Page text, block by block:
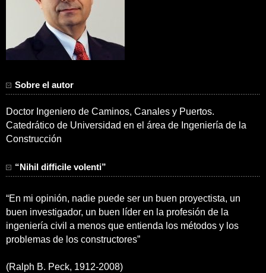
Sobre el autor
Doctor Ingeniero de Caminos, Canales y Puertos.
Catedrático de Universidad en el área de Ingeniería de la
Construcción
“Nihil difficile volenti”
“En mi opinión, nadie puede ser un buen proyectista, un
buen investigador, un buen líder en la profesión de la
ingeniería civil a menos que entienda los métodos y los
problemas de los constructores”
(Ralph B. Peck, 1912-2008)